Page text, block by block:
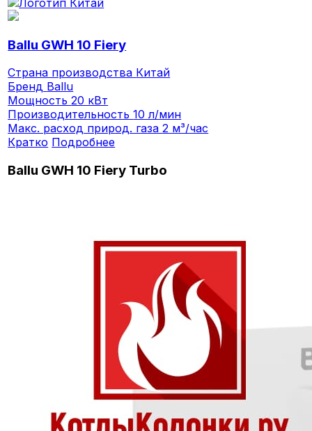
Ballu GWH 10 Fiery
Страна производства Китай
Бренд Ballu
Мощность20 кВт
Производительность10 л/мин
Макс. расход природ. газа2 м³/час
Кратко Подробнее
Ballu GWH 10 Fiery Turbo